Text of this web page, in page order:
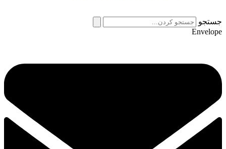
جستجو
Envelope